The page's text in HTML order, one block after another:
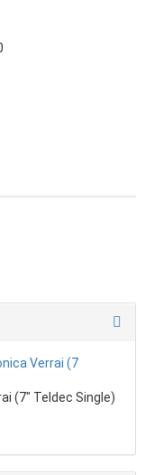
(7" Teldec Single)